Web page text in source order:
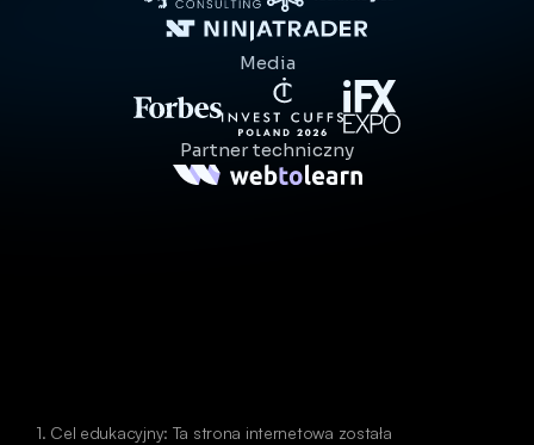
Media
Partner techniczny
1. Cel edukacyjny: Ta strona internetowa została